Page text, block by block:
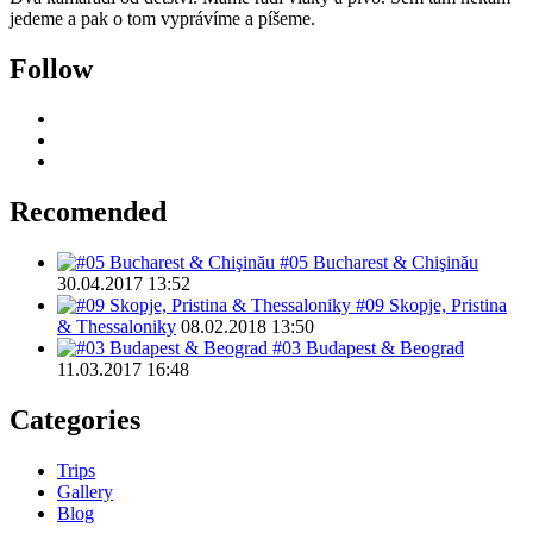
jedeme a pak o tom vyprávíme a píšeme.
Follow
Recomended
#05 Bucharest & Chişinău
30.04.2017 13:52
#09 Skopje, Pristina
& Thessaloniky 08.02.2018 13:50
#03 Budapest & Beograd
11.03.2017 16:48
Categories
Trips
Gallery
Blog